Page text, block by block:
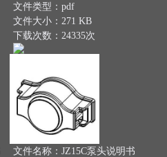
文件类型：pdf
文件大小：271 KB
下载次数：24335次
文件名称：JZ15C泵头说明书